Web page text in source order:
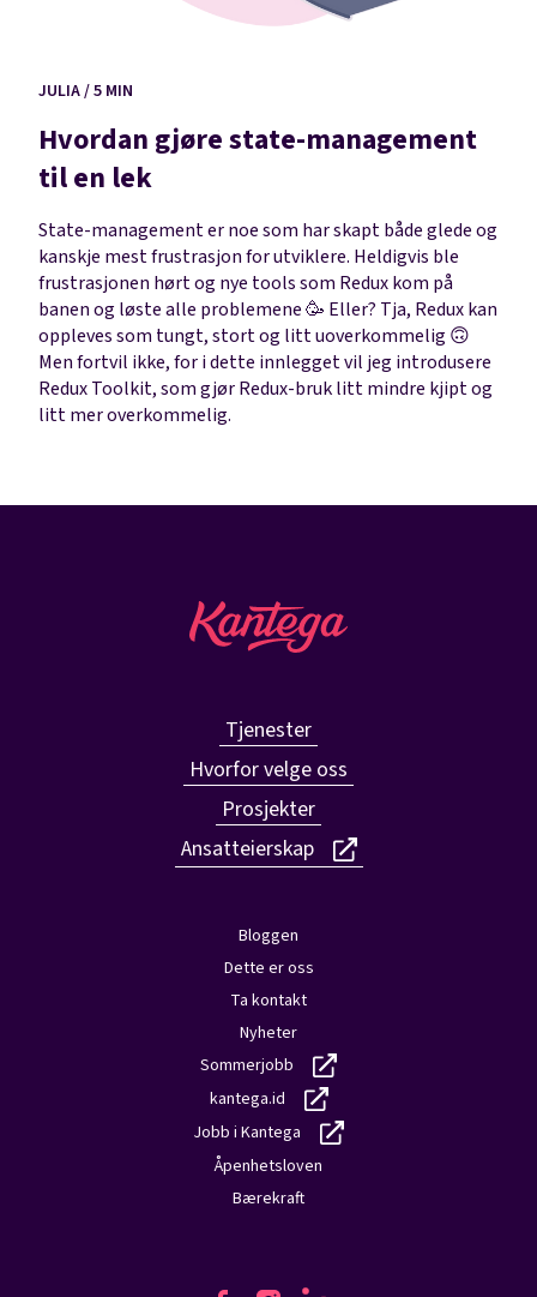
JULIA / 5 MIN
Hvordan gjøre state-management
til en lek
State-management er noe som har skapt både glede og
kanskje mest frustrasjon for utviklere. Heldigvis ble
frustrasjonen hørt og nye tools som Redux kom på
banen og løste alle problemene 🥳 Eller? Tja, Redux kan
oppleves som tungt, stort og litt uoverkommelig 🙃
Men fortvil ikke, for i dette innlegget vil jeg introdusere
Redux Toolkit, som gjør Redux-bruk litt mindre kjipt og
litt mer overkommelig.
Tjenester
Hvorfor velge oss
Prosjekter
Ansatteierskap
Bloggen
Dette er oss
Ta kontakt
Nyheter
Sommerjobb
kantega.id
Jobb i Kantega
Åpenhetsloven
Bærekraft